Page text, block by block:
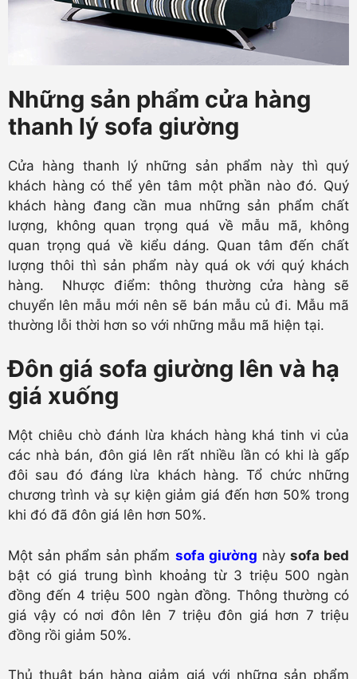
Những sản phẩm cửa hàng
thanh lý sofa giường
Cửa hàng thanh lý những sản phẩm này thì quý
khách hàng có thể yên tâm một phần nào đó. Quý
khách hàng đang cần mua những sản phẩm chất
lượng, không quan trọng quá về mẫu mã, không
quan trọng quá về kiểu dáng. Quan tâm đến chất
lượng thôi thì sản phẩm này quá ok với quý khách
hàng. Nhược điểm: thông thường cửa hàng sẽ
chuyển lên mẫu mới nên sẽ bán mẫu củ đi. Mẫu mã
thường lỗi thời hơn so với những mẫu mã hiện tại.
Đôn giá sofa giường lên và hạ
giá xuống
Một chiêu chò đánh lừa khách hàng khá tinh vi của
các nhà bán, đôn giá lên rất nhiều lần có khi là gấp
đôi sau đó đáng lừa khách hàng. Tổ chức những
chương trình và sự kiện giảm giá đến hơn 50% trong
khi đó đã đôn giá lên hơn 50%.
Một sản phẩm sản phẩm sofa giường này sofa bed
bật có giá trung bình khoảng từ 3 triệu 500 ngàn
đồng đến 4 triệu 500 ngàn đồng. Thông thường có
giá vậy có nơi đôn lên 7 triệu đôn giá hơn 7 triệu
đồng rồi giảm 50%.
Thủ thuật bán hàng giảm giá với những sản phẩm